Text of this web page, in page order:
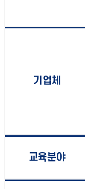
기업체
교육분야